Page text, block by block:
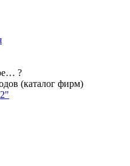
?
(каталог фирм)